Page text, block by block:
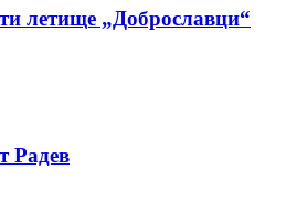
летище „Доброславци“
Радев